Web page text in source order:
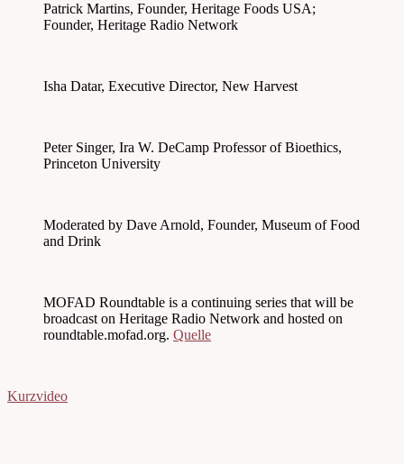
Patrick Martins, Founder, Heritage Foods USA;
Founder, Heritage Radio Network
Isha Datar, Executive Director, New Harvest
Peter Singer, Ira W. DeCamp Professor of Bioethics,
Princeton University
Moderated by Dave Arnold, Founder, Museum of Food
and Drink
MOFAD Roundtable is a continuing series that will be
broadcast on Heritage Radio Network and hosted on
roundtable.mofad.org. Quelle
Kurzvideo